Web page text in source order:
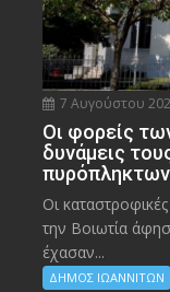
7 Αυγούστου
Οι φορείς
δυνάμεις
πυρόπληκτων
Οι
την Bοιωτία
έχασαν...
ΔΗΜΟΣ ΙΩΑΝΝΙΤΩΝ